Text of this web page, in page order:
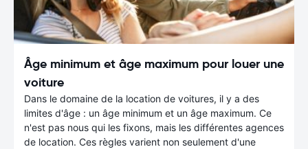
Âge minimum et âge maximum pour louer une
voiture
Dans le domaine de la location de voitures, il y a des
limites d'âge : un âge minimum et un âge maximum. Ce
n'est pas nous qui les fixons, mais les différentes agences
de location. Ces règles varient non seulement d'une